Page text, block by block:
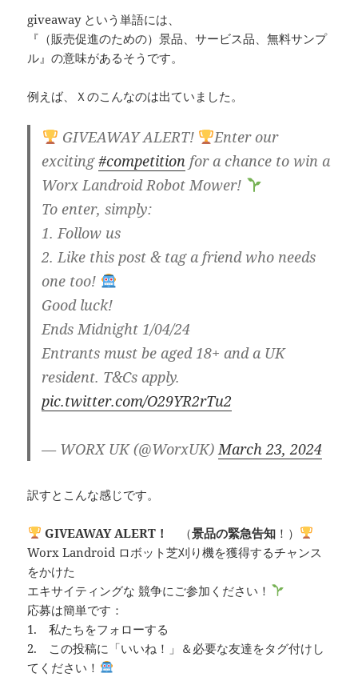
giveaway という単語には、
『（販売促進のための）景品、サービス品、無料サンプ
ル』の意味があるそうです。
例えば、Ｘのこんなのは出ていました。
GIVEAWAY ALERT!
Enter our
exciting#competition for a chance to win a
Worx Landroid Robot Mower!
To enter, simply:
1. Follow us
2. Like this post & tag a friend who needs
one too!
Good luck!
Ends Midnight 1/04/24
Entrants must be aged 18+ and a UK
resident. T&Cs apply.
pic.twitter.com/O29YR2rTu2
— WORX UK (@WorxUK)March 23, 2024
訳すとこんな感じです。
GIVEAWAY ALERT！ （景品の緊急告知！）
Worx Landroid ロボット芝刈り機を獲得するチャンス
をかけた
エキサイティングな 競争にご参加ください！
応募は簡単です：
1. 私たちをフォローする
2. この投稿に「いいね！」＆必要な友達をタグ付けし
てください！